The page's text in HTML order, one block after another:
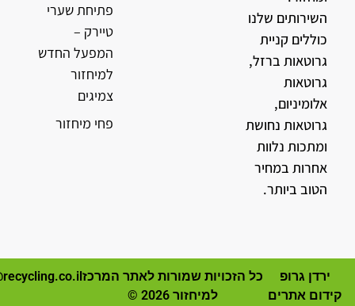
השירותים שלנו
כוללים קניית
גרוטאות ברזל,
גרוטאות
אלומיניום,
גרוטאות נחושת
ומתכות נלוות
אחרות במחיר
הטוב ביותר.
פתיחת שערי
טיירק –
המפעל החדש
למיחזור
צמיגים
פחי מיחזור
ירדן גרופ
קידום אתרים
כל הזכויות שמורות לאתר המרכז
למיחזור 2026 ©